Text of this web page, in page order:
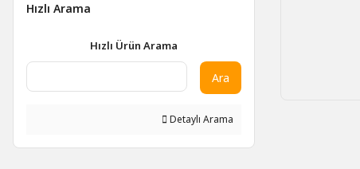
Hızlı Arama
Hızlı Ürün Arama
Ara
Detaylı Arama